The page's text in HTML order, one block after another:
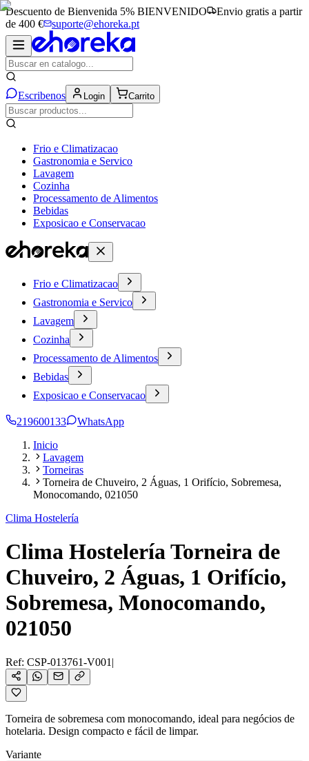
Descuento de Bienvenida 5% BIENVENIDO
Envio gratis a partir
de 400 €
suporte@ehoreka.pt
Escribenos Login Carrito
Frio e Climatizacao
Gastronomia e Servico
Lavagem
Cozinha
Processamento de Alimentos
Bebidas
Exposicao e Conservacao
Frio e Climatizacao
Gastronomia e Servico
Lavagem
Cozinha
Processamento de Alimentos
Bebidas
Exposicao e Conservacao
219600133
WhatsApp
Inicio
Lavagem
Torneiras
Torneira de Chuveiro, 2 Águas, 1 Orifício, Sobremesa,
Monocomando, 021050
Clima Hostelería
Clima Hostelería Torneira de
Chuveiro, 2 Águas, 1 Orifício,
Sobremesa, Monocomando,
021050
Ref: CSP-013761-V001 |
Torneira de sobremesa com monocomando, ideal para negócios de
hotelaria. Design compacto e fácil de limpar.
Variante